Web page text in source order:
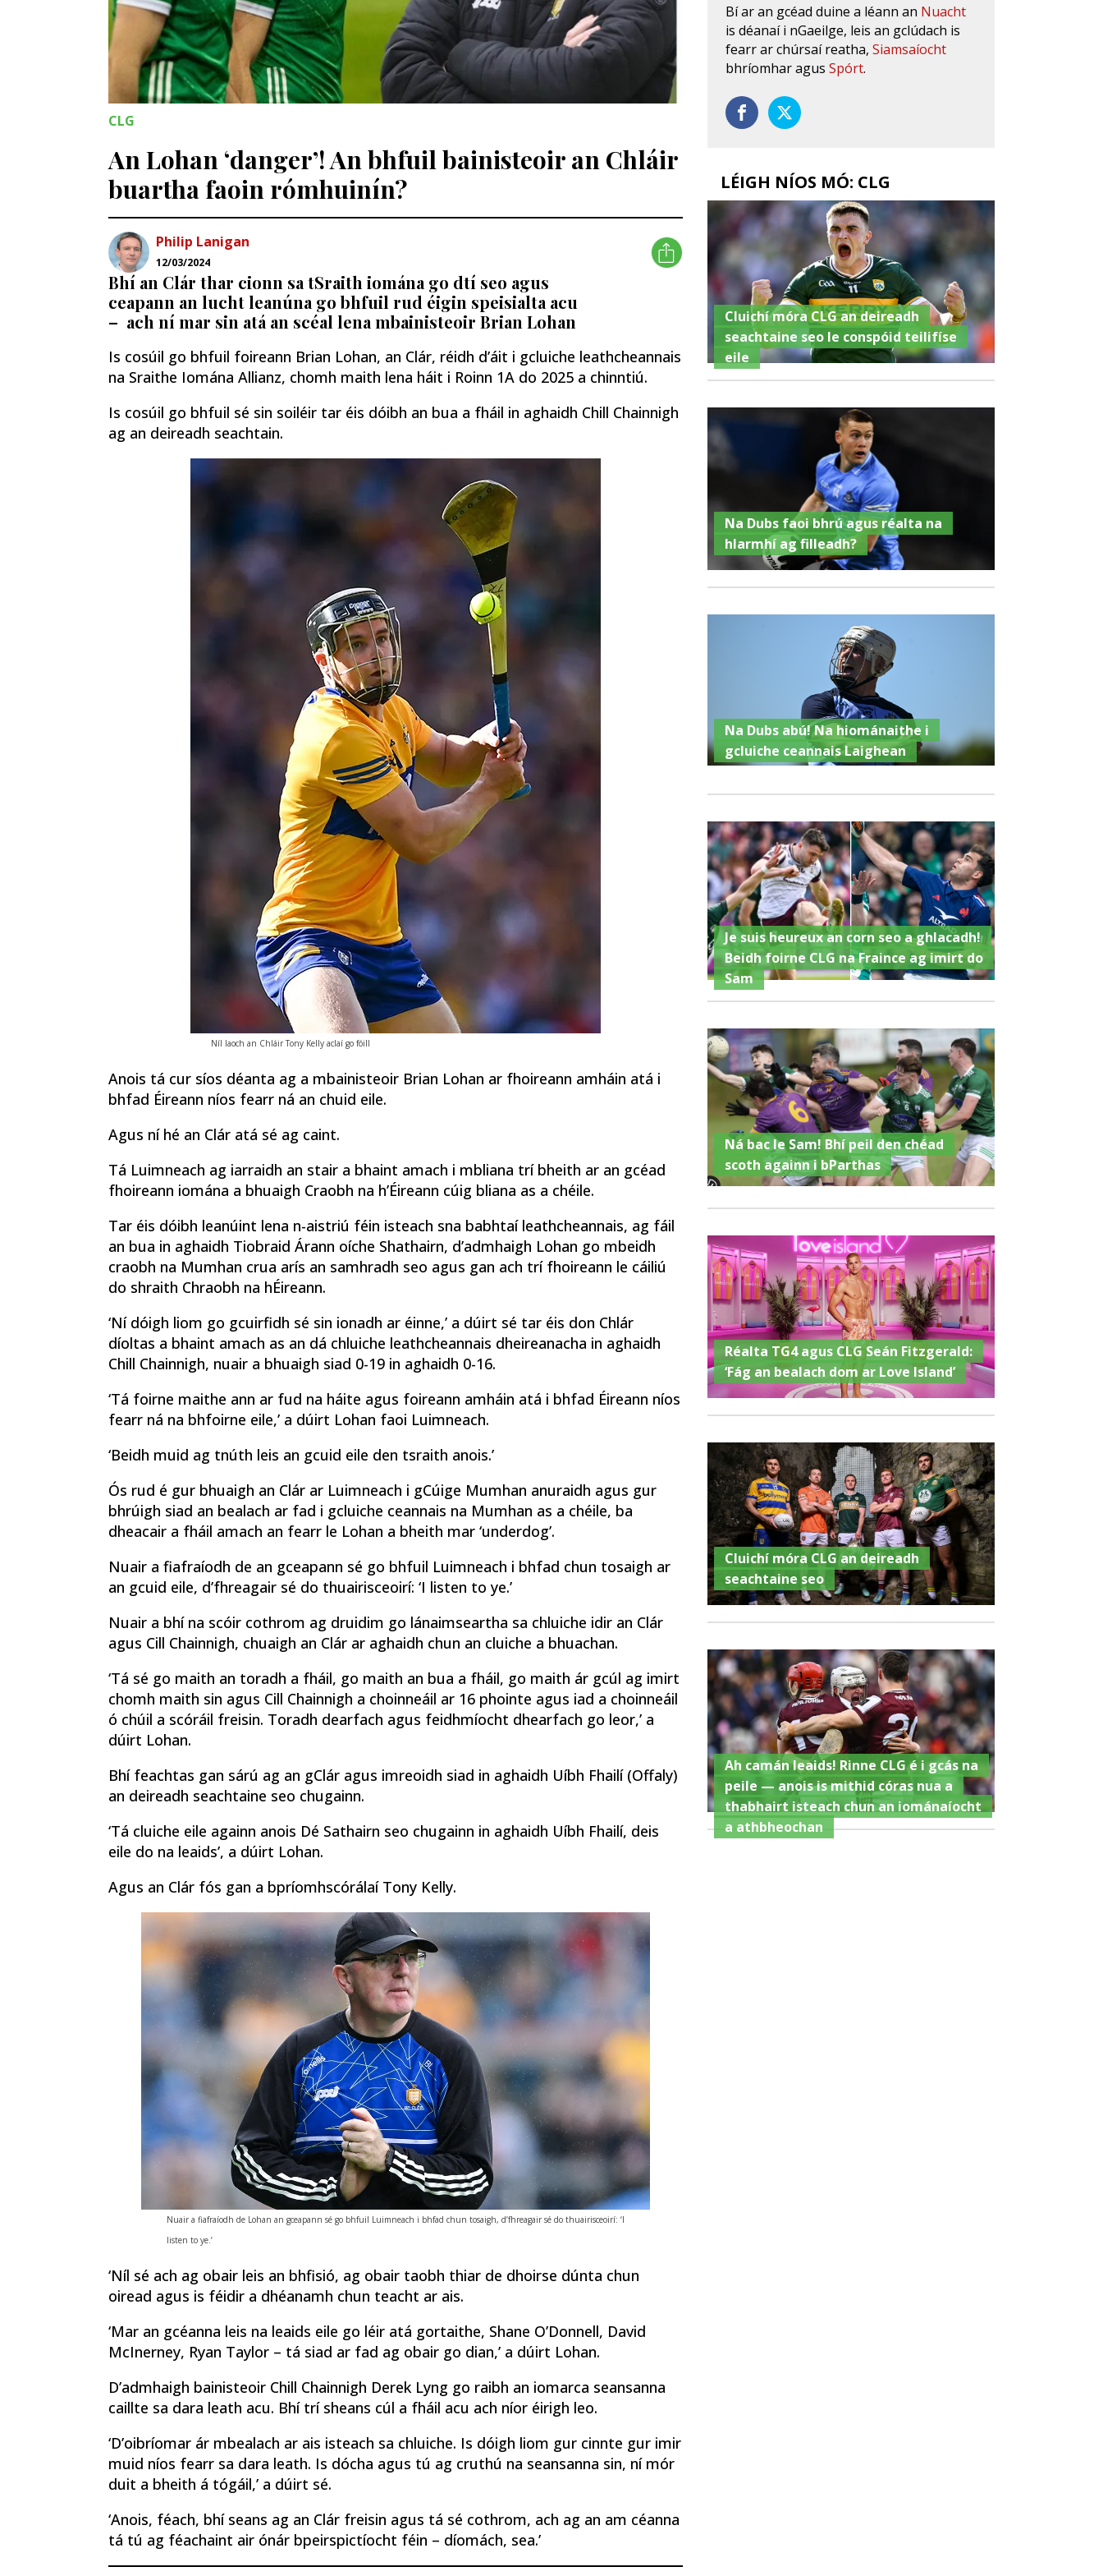
CLG
An Lohan ‘danger’! An bhfuil bainisteoir an Chláir
buartha faoin rómhuinín?
Philip Lanigan
12/03/2024
Bhí an Clár thar cionn sa tSraith iomána go dtí seo agus
ceapann an lucht leanúna go bhfuil rud éigin speisialta acu
– ach ní mar sin atá an scéal lena mbainisteoir Brian Lohan
Is cosúil go bhfuil foireann Brian Lohan, an Clár, réidh d’áit i gcluiche leathcheannais
na Sraithe Iomána Allianz, chomh maith lena háit i Roinn 1A do 2025 a chinntiú.
Is cosúil go bhfuil sé sin soiléir tar éis dóibh an bua a fháil in aghaidh Chill Chainnigh
ag an deireadh seachtain.
Níl laoch an Chláir Tony Kelly aclaí go fóill
Anois tá cur síos déanta ag a mbainisteoir Brian Lohan ar fhoireann amháin atá i
bhfad Éireann níos fearr ná an chuid eile.
Agus ní hé an Clár atá sé ag caint.
Tá Luimneach ag iarraidh an stair a bhaint amach i mbliana trí bheith ar an gcéad
fhoireann iomána a bhuaigh Craobh na h’Éireann cúig bliana as a chéile.
Tar éis dóibh leanúint lena n-aistriú féin isteach sna babhtaí leathcheannais, ag fáil
an bua in aghaidh Tiobraid Árann oíche Shathairn, d’admhaigh Lohan go mbeidh
craobh na Mumhan crua arís an samhradh seo agus gan ach trí fhoireann le cáiliú
do shraith Chraobh na hÉireann.
‘Ní dóigh liom go gcuirfidh sé sin ionadh ar éinne,’ a dúirt sé tar éis don Chlár
díoltas a bhaint amach as an dá chluiche leathcheannais dheireanacha in aghaidh
Chill Chainnigh, nuair a bhuaigh siad 0-19 in aghaidh 0-16.
‘Tá foirne maithe ann ar fud na háite agus foireann amháin atá i bhfad Éireann níos
fearr ná na bhfoirne eile,’ a dúirt Lohan faoi Luimneach.
‘Beidh muid ag tnúth leis an gcuid eile den tsraith anois.’
Ós rud é gur bhuaigh an Clár ar Luimneach i gCúige Mumhan anuraidh agus gur
bhrúigh siad an bealach ar fad i gcluiche ceannais na Mumhan as a chéile, ba
dheacair a fháil amach an fearr le Lohan a bheith mar ‘underdog’.
Nuair a fiafraíodh de an gceapann sé go bhfuil Luimneach i bhfad chun tosaigh ar
an gcuid eile, d’fhreagair sé do thuairisceoirí: ‘I listen to ye.’
Nuair a bhí na scóir cothrom ag druidim go lánaimseartha sa chluiche idir an Clár
agus Cill Chainnigh, chuaigh an Clár ar aghaidh chun an cluiche a bhuachan.
‘Tá sé go maith an toradh a fháil, go maith an bua a fháil, go maith ár gcúl ag imirt
chomh maith sin agus Cill Chainnigh a choinneáil ar 16 phointe agus iad a choinneáil
ó chúil a scóráil freisin. Toradh dearfach agus feidhmíocht dhearfach go leor,’ a
dúirt Lohan.
Bhí feachtas gan sárú ag an gClár agus imreoidh siad in aghaidh Uíbh Fhailí (Offaly)
an deireadh seachtaine seo chugainn.
‘Tá cluiche eile againn anois Dé Sathairn seo chugainn in aghaidh Uíbh Fhailí, deis
eile do na leaids’, a dúirt Lohan.
Agus an Clár fós gan a bpríomhscórálaí Tony Kelly.
Nuair a fiafraíodh de Lohan an gceapann sé go bhfuil Luimneach i bhfad chun tosaigh, d’fhreagair sé do thuairisceoirí: ‘I
listen to ye.’
‘Níl sé ach ag obair leis an bhfisió, ag obair taobh thiar de dhoirse dúnta chun
oiread agus is féidir a dhéanamh chun teacht ar ais.
‘Mar an gcéanna leis na leaids eile go léir atá gortaithe, Shane O’Donnell, David
McInerney, Ryan Taylor – tá siad ar fad ag obair go dian,’ a dúirt Lohan.
D’admhaigh bainisteoir Chill Chainnigh Derek Lyng go raibh an iomarca seansanna
caillte sa dara leath acu. Bhí trí sheans cúl a fháil acu ach níor éirigh leo.
‘D’oibríomar ár mbealach ar ais isteach sa chluiche. Is dóigh liom gur cinnte gur imir
muid níos fearr sa dara leath. Is dócha agus tú ag cruthú na seansanna sin, ní mór
duit a bheith á tógáil,’ a dúirt sé.
‘Anois, féach, bhí seans ag an Clár freisin agus tá sé cothrom, ach ag an am céanna
tá tú ag féachaint air ónár bpeirspictíocht féin – díomách, sea.’
Bí ar an gcéad duine a léann an Nuacht
is déanaí i nGaeilge, leis an gclúdach is
fearr ar chúrsaí reatha,Siamsaíocht
bhríomhar agusSpórt.
LÉIGH NÍOS MÓ: CLG
Cluichí móra CLG an deireadh
seachtaine seo le conspóid teilifíse
eile
Na Dubs faoi bhrú agus réalta na
hIarmhí ag filleadh?
Na Dubs abú! Na hiománaithe i
gcluiche ceannais Laighean
Je suis heureux an corn seo a ghlacadh!
Beidh foirne CLG na Fraince ag imirt do
Sam
Ná bac le Sam! Bhí peil den chéad
scoth againn i bParthas
Réalta TG4 agus CLG Seán Fitzgerald:
‘Fág an bealach dom ar Love Island’
Cluichí móra CLG an deireadh
seachtaine seo
Ah camán leaids! Rinne CLG é i gcás na
peile — anois is mithid córas nua a
thabhairt isteach chun an iománaíocht
a athbheochan